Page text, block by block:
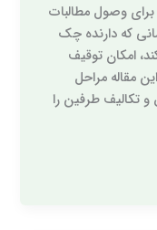
برای وصول مطالبات
که دارنده چک
امکان توقیف
مقاله مراحل
و تکالیف طرفین را